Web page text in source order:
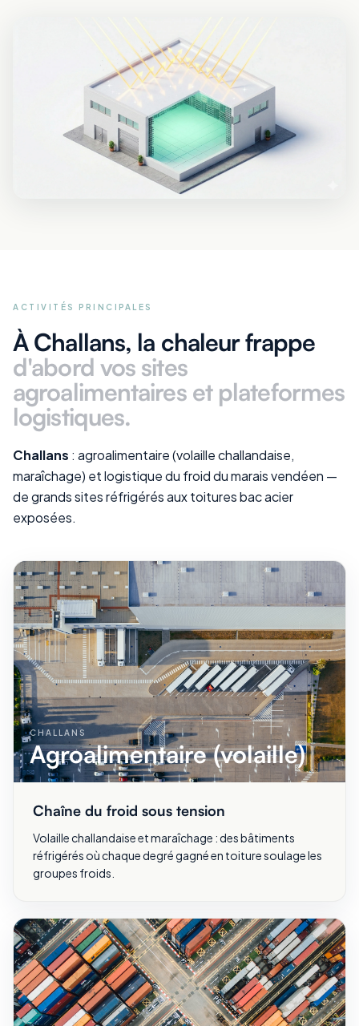
ACTIVITÉS PRINCIPALES
À Challans, la chaleur frappe
d'abord vos sites
agroalimentaires et plateformes
logistiques.
Challans : agroalimentaire (volaille challandaise,
maraîchage) et logistique du froid du marais vendéen —
de grands sites réfrigérés aux toitures bac acier
exposées.
CHALLANS
Agroalimentaire (volaille)
Chaîne du froid sous tension
Volaille challandaise et maraîchage : des bâtiments
réfrigérés où chaque degré gagné en toiture soulage les
groupes froids.